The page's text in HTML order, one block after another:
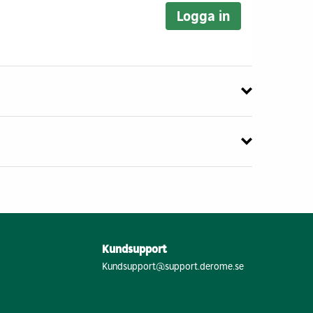
Logga in
Kundsupport
Kundsupport@support.derome.se